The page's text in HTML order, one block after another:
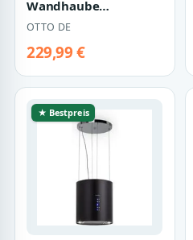
Wandhaube
Dunstabzugshaube
90cm EASY9005SM
RGBW Ambientebele…
OTTO DE
229,99 €
★ Bestpreis